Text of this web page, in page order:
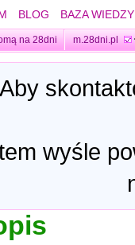
BLOG BAZA WIEDZY
na 28dni m.28dni.pl
Aby
wyśle